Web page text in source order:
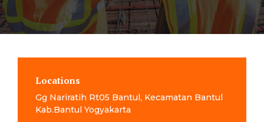
Locations
Gg Nariratih Rt05 Bantul, Kecamatan Bantul
Kab.Bantul Yogyakarta